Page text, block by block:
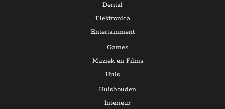
Dental
Elektronica
Entertainment
Games
Muziek en Films
Huis
Huishouden
Interieur